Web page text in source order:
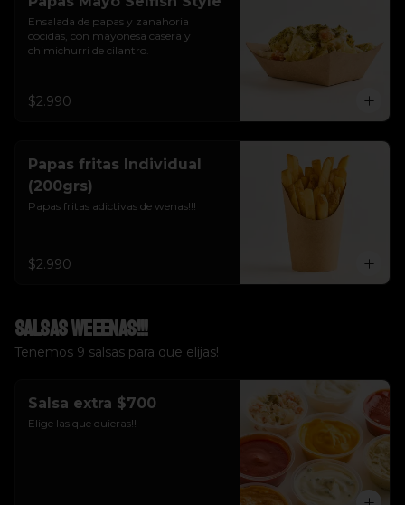
Ensalada de papas y zanahoria
cocidas, con mayonesa casera y
chimichurri de cilantro.
$2.990
Papas fritas Individual
(200grs)
Papas fritas adictivas de wenas!!!
$2.990
Salsas weeenas!!!
Tenemos 9 salsas para que elijas!
Salsa extra $700
Elige las que quieras!!